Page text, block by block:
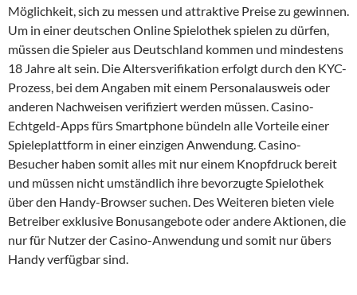
Möglichkeit, sich zu messen und attraktive Preise zu gewinnen.
Um in einer deutschen Online Spielothek spielen zu dürfen,
müssen die Spieler aus Deutschland kommen und mindestens
18 Jahre alt sein. Die Altersverifikation erfolgt durch den KYC-
Prozess, bei dem Angaben mit einem Personalausweis oder
anderen Nachweisen verifiziert werden müssen. Casino-
Echtgeld-Apps fürs Smartphone bündeln alle Vorteile einer
Spieleplattform in einer einzigen Anwendung. Casino-
Besucher haben somit alles mit nur einem Knopfdruck bereit
und müssen nicht umständlich ihre bevorzugte Spielothek
über den Handy-Browser suchen. Des Weiteren bieten viele
Betreiber exklusive Bonusangebote oder andere Aktionen, die
nur für Nutzer der Casino-Anwendung und somit nur übers
Handy verfügbar sind.